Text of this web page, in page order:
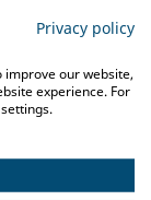
Privacy policy
improve our website,
experience. For